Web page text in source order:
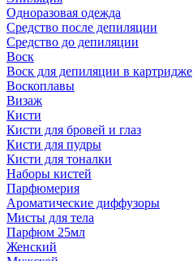
Одноразовая одежда
Средство после депиляции
Средство до депиляции
Воск
Воск для депиляции в картридже
Воскоплавы
Визаж
Кисти
Кисти для бровей и глаз
Кисти для пудры
Кисти для тоналки
Наборы кистей
Парфюмерия
Ароматические диффузоры
Мисты для тела
Парфюм 25мл
Женский